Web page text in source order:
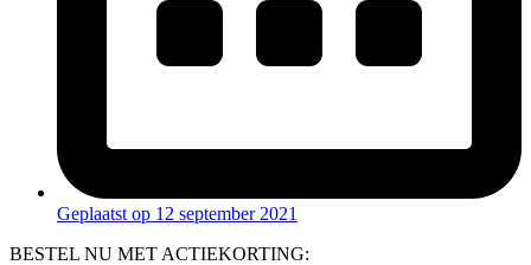
Geplaatst op 12 september 2021
BESTEL NU MET ACTIEKORTING: